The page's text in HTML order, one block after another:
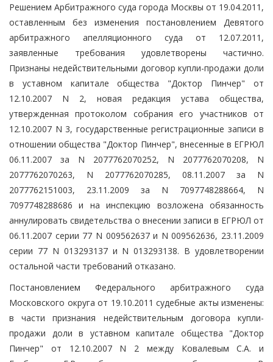
Решением Арбитражного суда города Москвы от 19.04.2011,
оставленным без изменения постановлением Девятого
арбитражного апелляционного суда от 12.07.2011,
заявленные требования удовлетворены частично.
Признаны недействительными договор купли-продажи доли
в уставном капитале общества "Доктор Пинчер" от
12.10.2007 N 2, новая редакция устава общества,
утвержденная протоколом собрания его участников от
12.10.2007 N 3, государственные регистрационные записи в
отношении общества "Доктор Пинчер", внесенные в ЕГРЮЛ
06.11.2007 за N 2077762070252, N 2077762070208, N
2077762070263, N 2077762070285, 08.11.2007 за N
2077762151003, 23.11.2009 за N 7097748288664, N
7097748288686 и на инспекцию возложена обязанность
аннулировать свидетельства о внесении записи в ЕГРЮЛ от
06.11.2007 серии 77 N 009562637 и N 009562636, 23.11.2009
серии 77 N 013293137 и N 013293138. В удовлетворении
остальной части требований отказано.
Постановлением Федерального арбитражного суда
Московского округа от 19.10.2011 судебные акты изменены:
в части признания недействительным договора купли-
продажи доли в уставном капитале общества "Доктор
Пинчер" от 12.10.2007 N 2 между Ковалевым С.А. и